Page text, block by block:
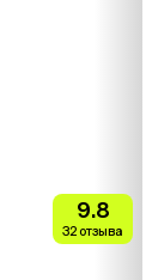
9.8
32 отзыва